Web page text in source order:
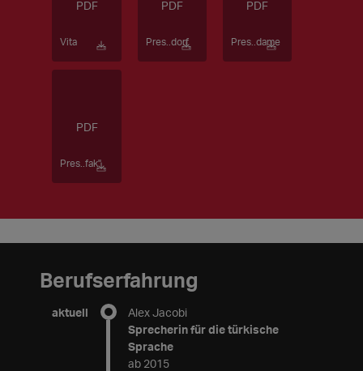
Vita Pres..dorf Pres..dame
Pres..fak"
Berufserfahrung
aktuell
Alex Jacobi
Sprecherin für die türkische
Sprache
ab 2015